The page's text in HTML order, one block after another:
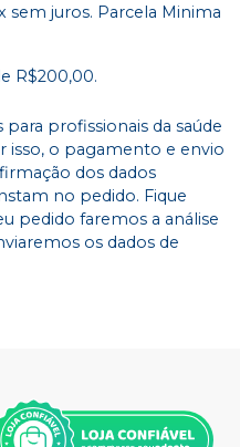
sem juros. Parcela Minima
R$200,00.
para profissionais da saúde
isso, o pagamento e envio
dos dados
no pedido. Fique
pedido faremos a análise
os dados de